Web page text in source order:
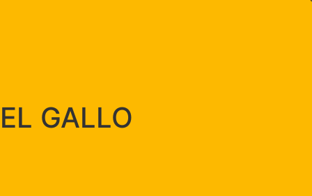
EL GALLO